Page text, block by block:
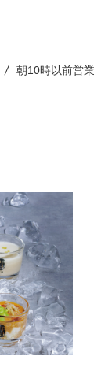
朝10時以前営